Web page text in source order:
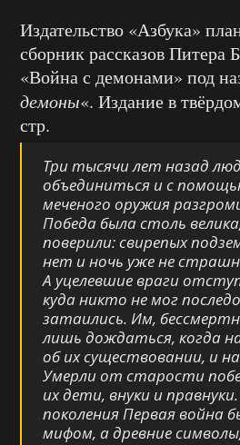
Издательство «Азбука»
сборник рассказов Питера
«Война с демонами» под
демоны«. Издание в
стр.
Три тысячи лет назад
объединиться и с
меченого оружия
Победа была столь
поверили: свирепых
нет и ночь уже не
А уцелевшие враги
куда никто не мог
затаились. Им,
лишь дождаться, когда
об их существовании, и
Умерли от старости
их дети, внуки и
поколения Первая война
мифом, а древние